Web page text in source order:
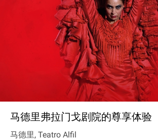
马德里弗拉门戈剧院的尊享体验
马德里, Teatro Alfil